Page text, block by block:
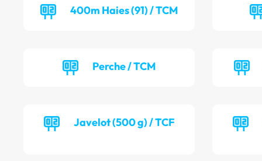
400m Haies (91) / TCM
Perche / TCM
Javelot (500 g) / TCF